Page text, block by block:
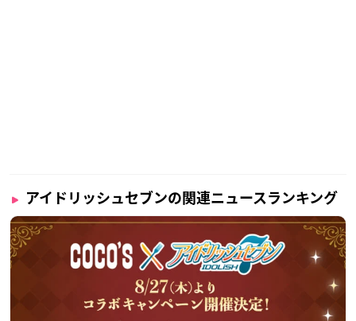
アイドリッシュセブンの関連ニュースランキング